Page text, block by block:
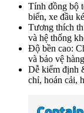
Tính đồng bộ
biển, xe đầu
Tương thích
và hệ thống
Độ bền cao:
và bảo vệ
Dễ kiểm định
chỉ, hoán cải,